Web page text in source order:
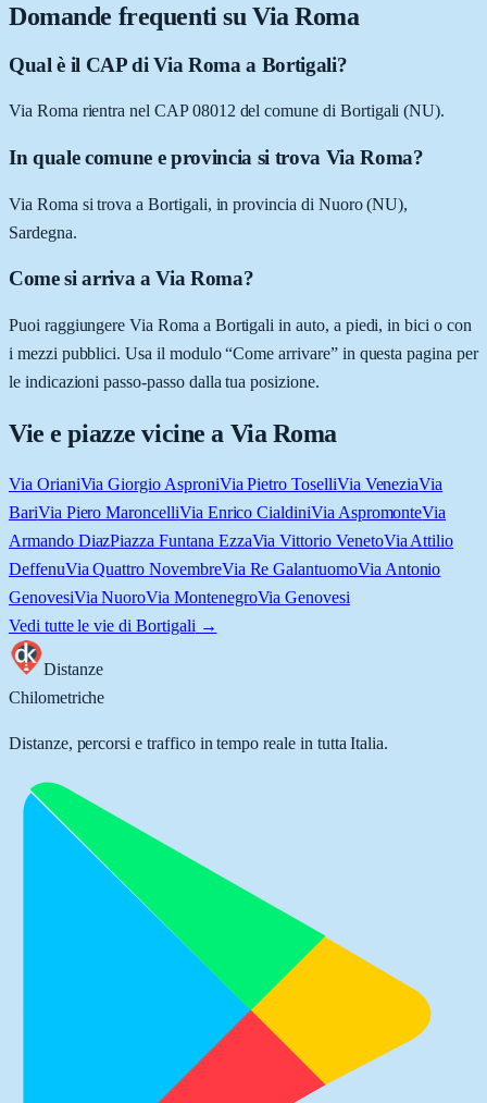
Domande frequenti su Via Roma
Qual è il CAP di Via Roma a Bortigali?
Via Roma rientra nel CAP 08012 del comune di Bortigali (NU).
In quale comune e provincia si trova Via Roma?
Via Roma si trova a Bortigali, in provincia di Nuoro (NU),
Sardegna.
Come si arriva a Via Roma?
Puoi raggiungere Via Roma a Bortigali in auto, a piedi, in bici o con
i mezzi pubblici. Usa il modulo “Come arrivare” in questa pagina per
le indicazioni passo-passo dalla tua posizione.
Vie e piazze vicine a Via Roma
Via OrianiVia Giorgio AsproniVia Pietro ToselliVia VeneziaVia
BariVia Piero MaroncelliVia Enrico CialdiniVia AspromonteVia
Armando DiazPiazza Funtana EzzaVia Vittorio VenetoVia Attilio
DeffenuVia Quattro NovembreVia Re GalantuomoVia Antonio
GenovesiVia NuoroVia MontenegroVia Genovesi
Vedi tutte le vie di Bortigali →
Distanze
Chilometriche
Distanze, percorsi e traffico in tempo reale in tutta Italia.